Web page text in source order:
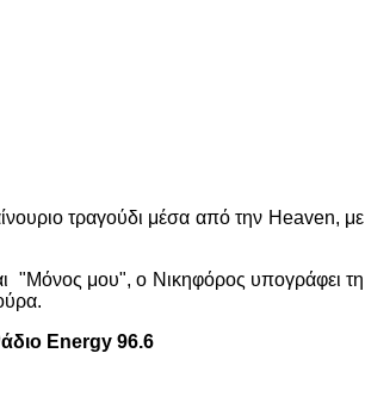
τραγούδι μέσα από την Heaven, με
"Μόνος μου", ο Νικηφόρος υπογράφει τη
Energy 96.6